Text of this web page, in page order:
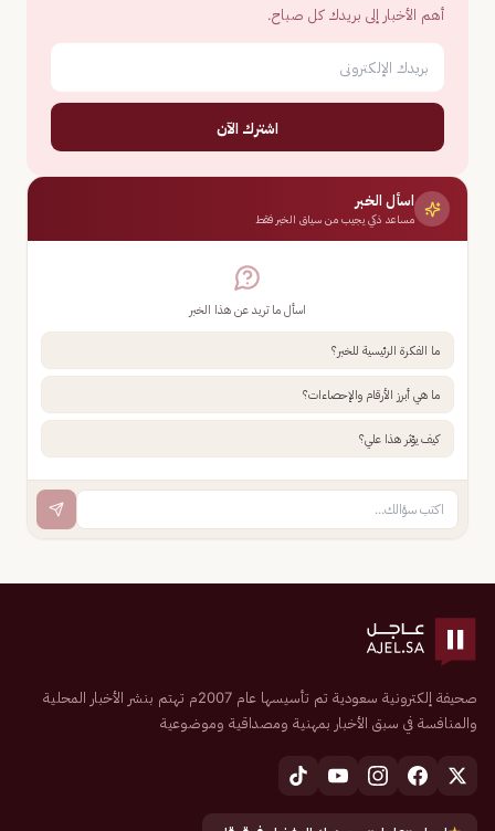
أهم الأخبار إلى بريدك كل صباح.
اشترك الآن
اسأل الخبر
مساعد ذكي يجيب من سياق الخبر فقط
اسأل ما تريد عن هذا الخبر
ما الفكرة الرئيسية للخبر؟
ما هي أبرز الأرقام والإحصاءات؟
كيف يؤثر هذا علي؟
صحيفة إلكترونية سعودية تم تأسيسها عام 2007م تهتم بنشر الأخبار المحلية
والمنافسة في سبق الأخبار بمهنية ومصداقية وموضوعية